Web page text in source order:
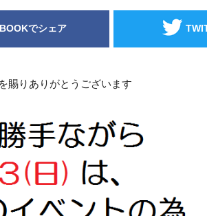
でシェア
賜りありがとうございます